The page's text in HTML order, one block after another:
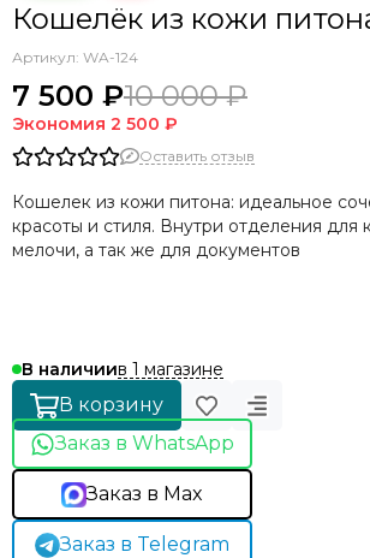
Кошелёк из кожи
Артикул: WA-124
7 500 ₽10 000 ₽
Экономия 2 500 ₽
Оставить отзыв
Кошелек из кожи питона: идеальное
красоты и стиля. Внутри отделения для
мелочи, а так же для документов
В наличиив 1 магазине
В корзину
Заказ в WhatsApp
Заказ в Max
Заказ в Telegram